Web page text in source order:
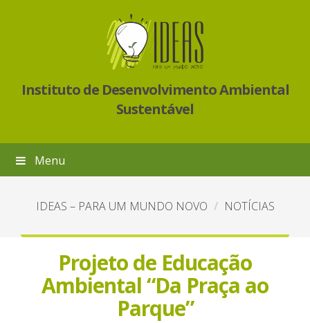
Instituto de Desenvolvimento Ambiental
Sustentável
Menu
IDEAS – PARA UM MUNDO NOVO NOTÍCIAS
Projeto de Educação
Ambiental “Da Praça ao
Parque”